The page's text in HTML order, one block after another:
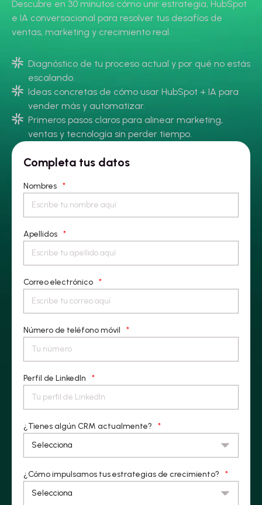
Descubre en 30 minutos cómo unir estrategia, HubSpot
e IA conversacional para resolver tus desafíos de
ventas, marketing y crecimiento real.
Diagnóstico de tu proceso actual y por qué no estás
escalando.
Ideas concretas de cómo usar HubSpot + IA para
vender más y automatizar.
Primeros pasos claros para alinear marketing,
ventas y tecnología sin perder tiempo.
Completa tus datos
Nombres *
Apellidos *
Correo electrónico *
Número de teléfono móvil *
Perfil de LinkedIn *
¿Tienes algún CRM actualmente? *
¿Cómo impulsamos tus estrategias de crecimiento? *